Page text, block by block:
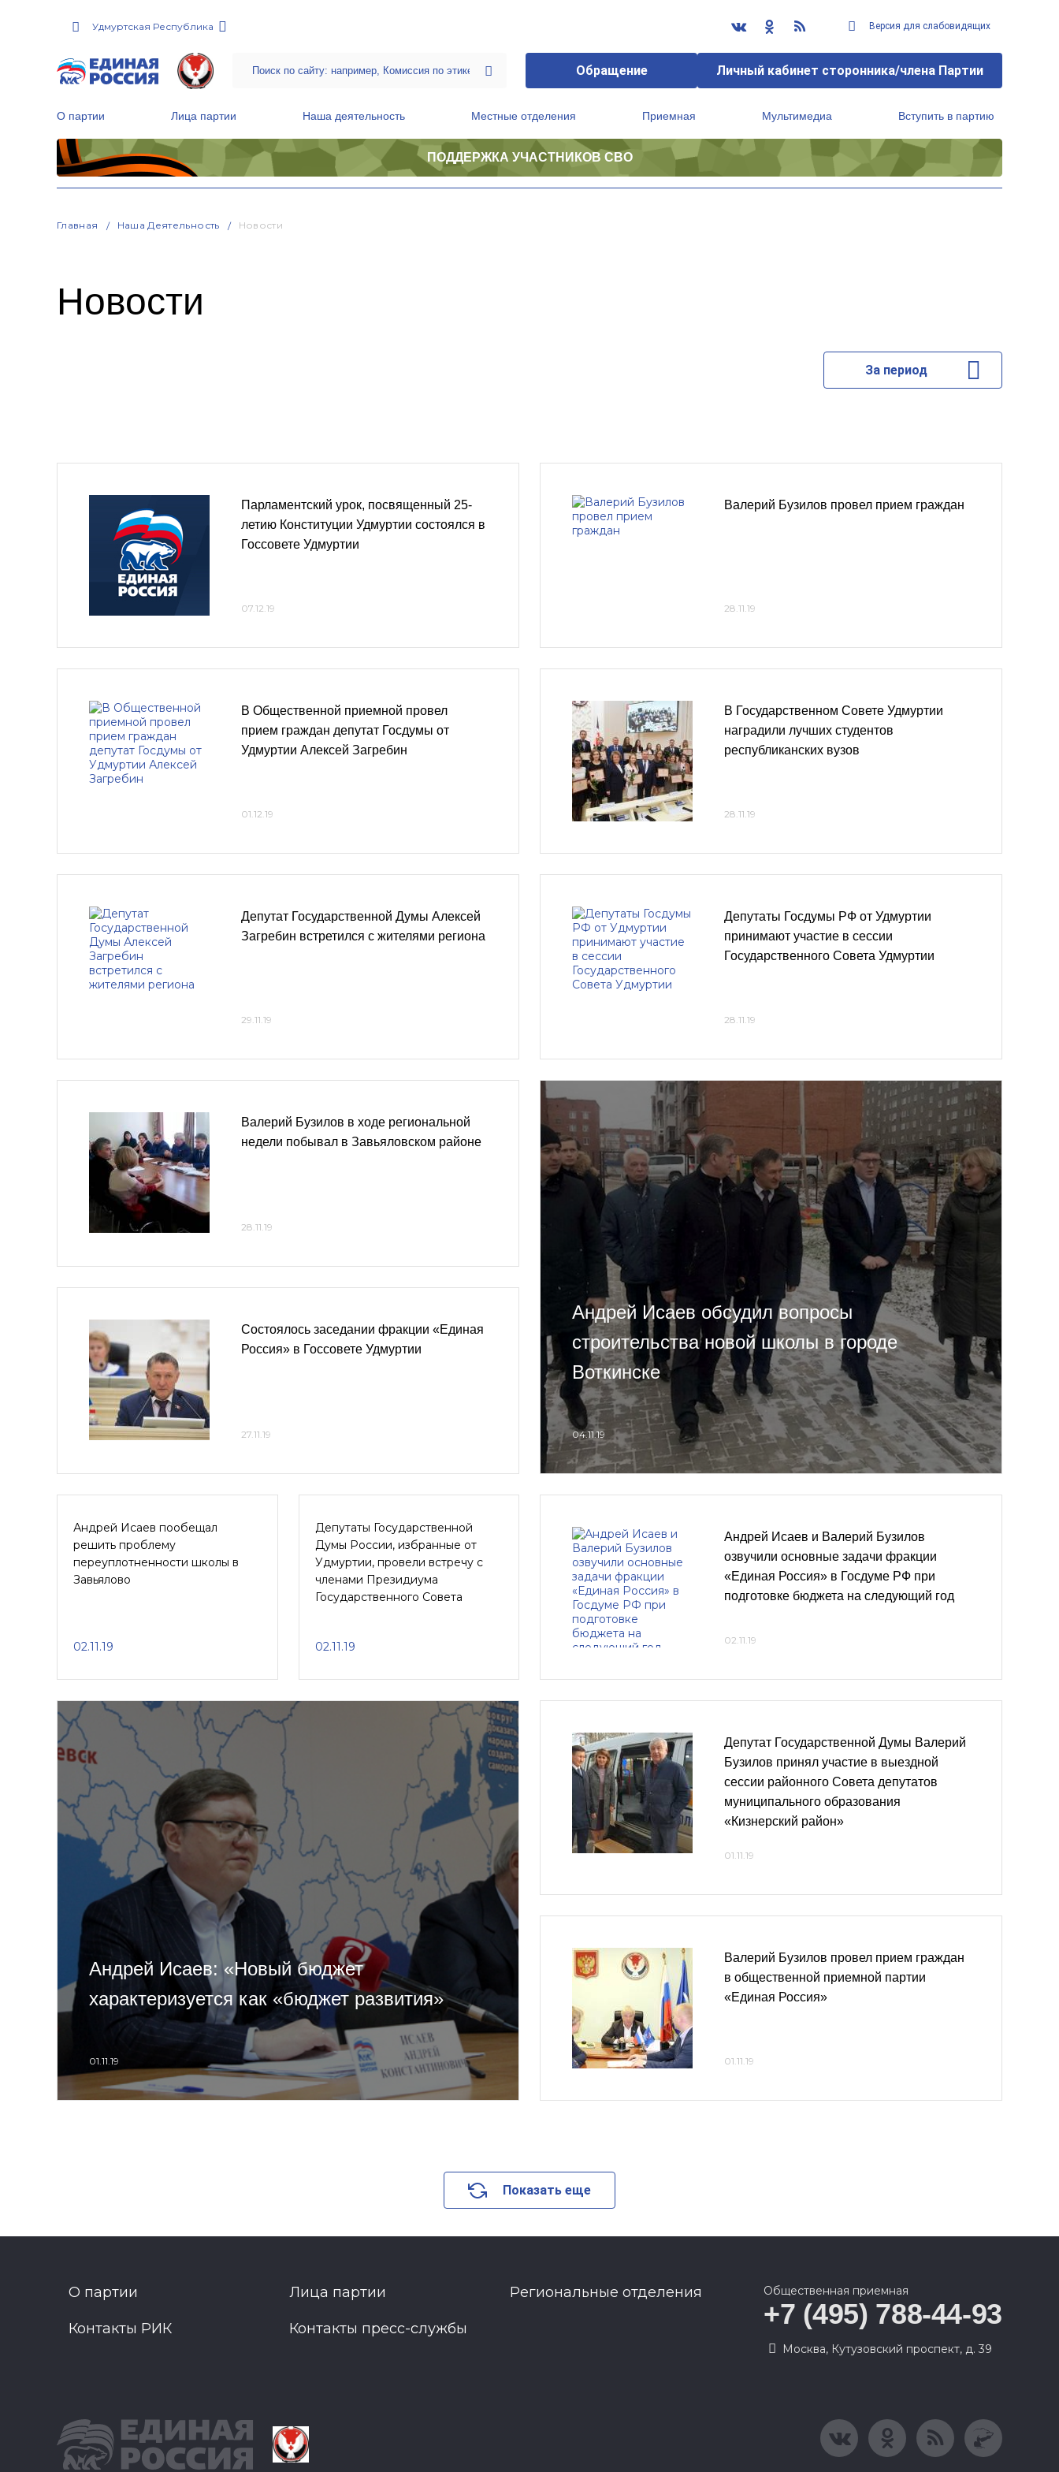
Удмуртская Республика Версия для слабовидящих
Обращение Личный кабинет сторонника/члена Партии
О партии Лица партии Наша деятельность Местные отделения Приемная Мультимедиа Вступить в партию
ПОДДЕРЖКА УЧАСТНИКОВ СВО
Главная Наша Деятельность Новости
Новости
За период
Парламентский урок, посвященный 25-
летию Конституции Удмуртии состоялся в
Госсовете Удмуртии
07.12.19
В Общественной приемной провел
прием граждан депутат Госдумы от
Удмуртии Алексей Загребин
01.12.19
Депутат Государственной Думы Алексей
Загребин встретился с жителями региона
29.11.19
Валерий Бузилов провел прием граждан
28.11.19
В Государственном Совете Удмуртии
наградили лучших студентов
республиканских вузов
28.11.19
Депутаты Госдумы РФ от Удмуртии
принимают участие в сессии
Государственного Совета Удмуртии
28.11.19
Валерий Бузилов в ходе региональной
недели побывал в Завьяловском районе
28.11.19
Состоялось заседании фракции «Единая
Россия» в Госсовете Удмуртии
27.11.19
Андрей Исаев обсудил вопросы
строительства новой школы в городе
Воткинске
04.11.19
Андрей Исаев пообещал
решить проблему
переуплотненности школы в
Завьялово
02.11.19
Депутаты Государственной
Думы России, избранные от
Удмуртии, провели встречу с
членами Президиума
Государственного Совета
02.11.19
Андрей Исаев и Валерий Бузилов
озвучили основные задачи фракции
«Единая Россия» в Госдуме РФ при
подготовке бюджета на следующий год
02.11.19
Андрей Исаев: «Новый бюджет
характеризуется как «бюджет развития»
01.11.19
Депутат Государственной Думы Валерий
Бузилов принял участие в выездной
сессии районного Совета депутатов
муниципального образования
«Кизнерский район»
01.11.19
Валерий Бузилов провел прием граждан
в общественной приемной партии
«Единая Россия»
01.11.19
Показать еще
О партии Лица партии Региональные отделения
Контакты РИК Контакты пресс-службы
Общественная приемная
+7 (495) 788-44-93
Москва, Кутузовский проспект, д. 39